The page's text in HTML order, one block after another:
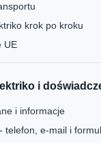
krok po kroku
UE
i
i informacje
telefon, e-mail i